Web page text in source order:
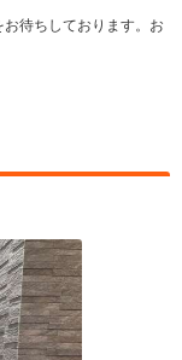
待ちしております。お